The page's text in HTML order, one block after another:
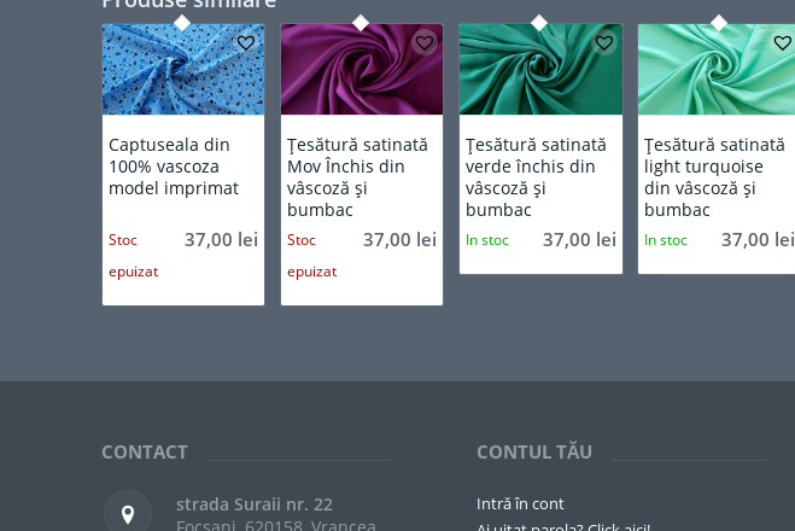
Captuseala din
100% vascoza
model imprimat
37,00 lei
Stoc
epuizat
Țesătură satinată
Mov Închis din
vâscoză și
bumbac
37,00 lei
Stoc
epuizat
Țesătură satinată
verde închis din
vâscoză și
bumbac
37,00 lei
In stoc
Țesătură satinată
light turquoise
din vâscoză și
bumbac
37,00 lei
In stoc
CONTACT
strada Suraii nr. 22
CONTUL TĂU
Intră în cont